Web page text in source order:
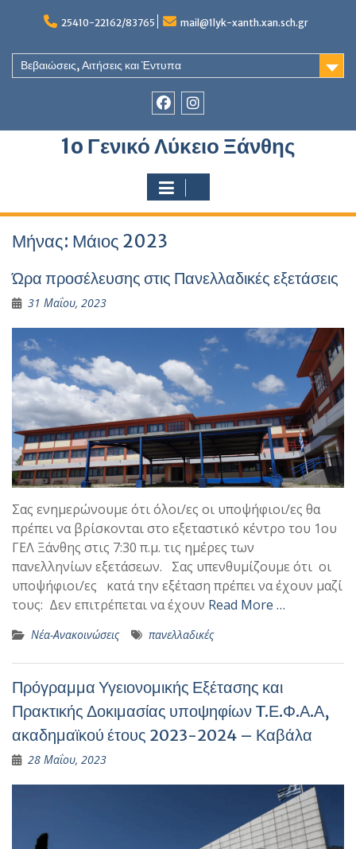
25410-22162/83765 mail@1lyk-xanth.xan.sch.gr
Βεβαιώσεις, Αιτήσεις και Έντυπα
του
του
1o Γενικό Λύκειο Ξάνθης
Μήνας: Μάιος 2023
Ώρα προσέλευσης στις Πανελλαδικές εξετάσεις
31 Μαΐου, 2023
Σας ενημερώνουμε ότι όλοι/ες οι υποψήφιοι/ες θα
πρέπει να βρίσκονται στο εξεταστικό κέντρο του 1ου
ΓΕΛ Ξάνθης στις 7:30 π.μ. τις ημέρες των
πανελληνίων εξετάσεων. Σας υπενθυμίζουμε ότι οι
υποψήφιοι/ες κατά την εξέταση πρέπει να έχουν μαζί
τους: Δεν επιτρέπεται να έχουν Read More …
Νέα-Ανακοινώσεις πανελλαδικές
Πρόγραμμα Υγειονομικής Εξέτασης και
Πρακτικής Δοκιμασίας υποψηφίων T.Ε.Φ.Α.Α,
ακαδημαϊκού έτους 2023-2024 – Καβάλα
28 Μαΐου, 2023